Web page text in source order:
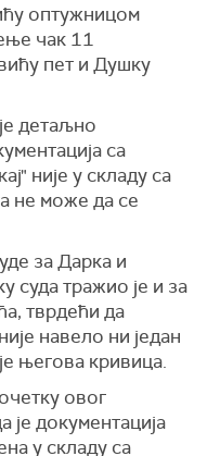
оптужницом
чак 11
пет и Душку
детаљно
са
није у складу са
не може да се
за Дарка и
суда тражио је и за
тврдећи да
навело ни један
његова кривица.
овог
је документација
у складу са